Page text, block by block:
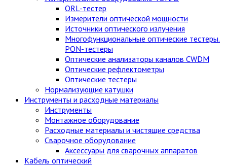
ORL-тестер
Измерители оптической мощности
Источники оптического излучения
Многофункциональные оптические тестеры.
PON-тестеры
Оптические анализаторы каналов CWDM
Оптические рефлектометры
Оптические тестеры
Нормализующие катушки
Инструменты и расходные материалы
Инструменты
Монтажное оборудование
Расходные материалы и чистящие средства
Сварочное оборудование
Аксессуары для сварочных аппаратов
Кабель оптический